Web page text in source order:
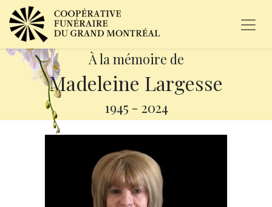
À la mémoire de
Madeleine Largesse
1945 - 2024